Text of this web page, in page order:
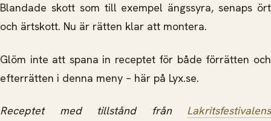
Blandade skott som till exempel ängssyra, senaps ört
och ärtskott. Nu är rätten klar att montera.
Glöm inte att spana in receptet för både förrätten och
efterrätten i denna meny – här på Lyx.se.
Receptet med tillstånd från Lakritsfestivalens